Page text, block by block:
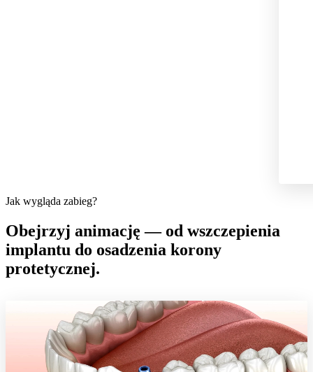
Jak wygląda zabieg?
Obejrzyj animację — od wszczepienia
implantu do osadzenia korony
protetycznej.